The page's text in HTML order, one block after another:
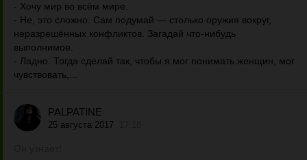
- Хочу мир во всём мире.
- Не, это сложно. Сам подумай — столько оружия вокруг,
неразрешённых конфликтов. Загадай что-нибудь
выполнимое.
- Ладно. Тогда сделай так, чтобы я мог понимать женщин, мог
чувствовать,...
PALPATINE
25 августа 2017